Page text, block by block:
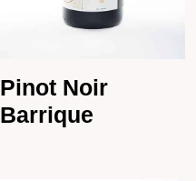
Pinot Noir
Barrique